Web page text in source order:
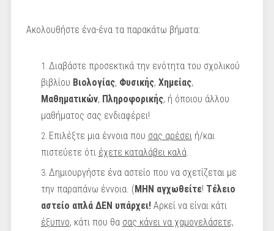
Ακολουθήστε ένα-ένα τα παρακάτω βήματα:
Διαβάστε προσεκτικά την ενότητα του σχολικού
βιβλίου Βιολογίας, Φυσικής, Χημείας,
Μαθηματικών, Πληροφορικής, ή όποιου άλλου
μαθήματος σας ενδιαφέρει!
Επιλέξτε μια έννοια που σας αρέσειή/και
πιστεύετε ότι έχετε καταλάβει καλά.
Δημιουργήστε ένα αστείο που να σχετίζεται με
την παραπάνω έννοια. (ΜΗΝ αγχωθείτε! Τέλειο
αστείο απλά ΔΕΝ υπάρχει!Αρκεί να είναι κάτι
έξυπνο, κάτι που θα σας κάνει να χαμογελάσετε,